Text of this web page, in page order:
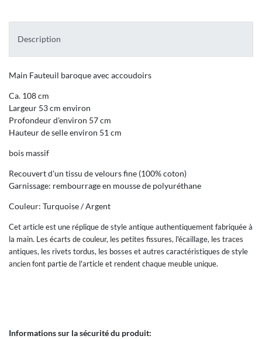
Description
Main Fauteuil baroque avec accoudoirs
Ca. 108 cm
Largeur 53 cm environ
Profondeur d'environ 57 cm
Hauteur de selle environ 51 cm
bois massif
Recouvert d'un tissu de velours fine (100% coton)
Garnissage: rembourrage en mousse de polyuréthane
Couleur: Turquoise / Argent
Cet article est une réplique de style antique authentiquement fabriquée à
la main. Les écarts de couleur, les petites fissures, l'écaillage, les traces
antiques, les rivets tordus, les bosses et autres caractéristiques de style
ancien font partie de l'article et rendent chaque meuble unique.
Informations sur la sécurité du produit: